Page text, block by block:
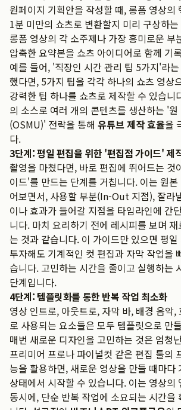
원페이지 기획안을 작성할 때, 롱폼 영상의
1분 미만의 쇼츠로 변환할지 미리 구상하
롱폼 영상의 각 소주제나 가장 흥미로운 부
압축한 요약본을 쇼츠 아이디어로 함께 기
예를 들어, '직장인 시간 관리 팁 5가지'라
했다면, 5가지 팁을 각각 하나의 쇼츠 영상
강력한 팁 하나를 쇼츠로 제작할 수 있습니
의 소스로 여러 개의 콘텐츠를 생산하는 '
(OSMU)' 전략을 통해 유튜브 제작 효율을
다.
3단계: 평일 편집을 위한 '편집점 가이드' 제
촬영을 마쳤다면, 바로 편집에 뛰어드는 것
이드'를 만드는 단계를 거칩니다. 이는 원
어보면서, 사용할 부분(In-Out 지점), 잘라
이나 효과가 들어갈 지점을 타임라인에 간
니다. 마치 요리하기 전에 레시피를 보며
는 것과 같습니다. 이 가이드만 있으면 평
투자해도 기계적인 컷 편집과 자막 작업을
습니다. 고민하는 시간을 줄이고 실행하는
단계입니다.
4단계: 템플릿화를 통한 반복 작업 최소화
영상 인트로, 아웃트로, 자막 바, 배경 음악,
로 사용되는 요소들은 모두 템플릿으로 만
매번 새로운 디자인을 고민하는 것은 엄청
프리미어 프로나 파이널컷 같은 편집 툴의
능을 활용하면, 새로운 영상을 만들 때마다
상태에서 시작할 수 있습니다. 이는 영상의
동시에, 단순 반복 작업에 소요되는 시간을